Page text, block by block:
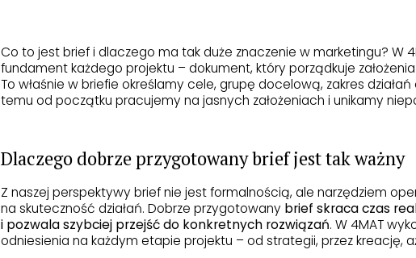
Co to jest brief i dlaczego ma tak duże znaczenie w marketingu? W
fundament każdego projektu – dokument, który porządkuje
To właśnie w briefie określamy cele, grupę docelową, zakres
temu od początku pracujemy na jasnych założeniach i unikamy
Dlaczego dobrze przygotowany brief jest tak ważny
Z naszej perspektywy brief nie jest formalnością, ale narzędziem
na skuteczność działań. Dobrze przygotowany brief skraca czas
i pozwala szybciej przejść do konkretnych rozwiązań. W 4MAT
odniesienia na każdym etapie projektu – od strategii, przez kreację,